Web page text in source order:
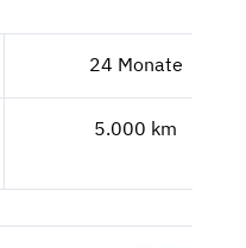
24 Monate
5.000 km